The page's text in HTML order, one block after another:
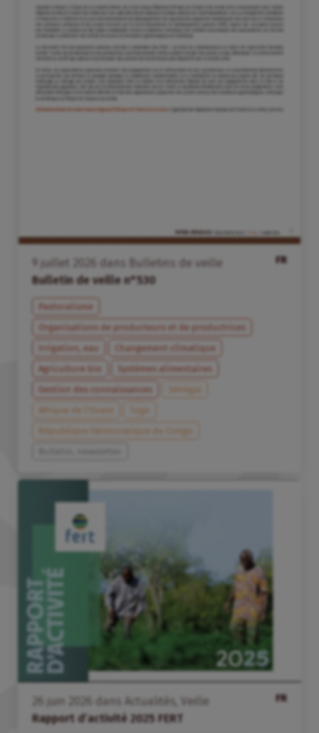
FR
juillet dans
Bulletins de veille
Bulletin de veille n°530
Pastoralisme
Organisations de producteurs et de productrices
Irrigation, eau
Changement climatique
Agriculture bio
Systèmes alimentaires
Gestion des connaissances
Sénégal
Afrique de l’Ouest
Togo
République Démocratique du Congo
FR
juin dans Actualités
Veille
Rapport d’activité 2025 FERT